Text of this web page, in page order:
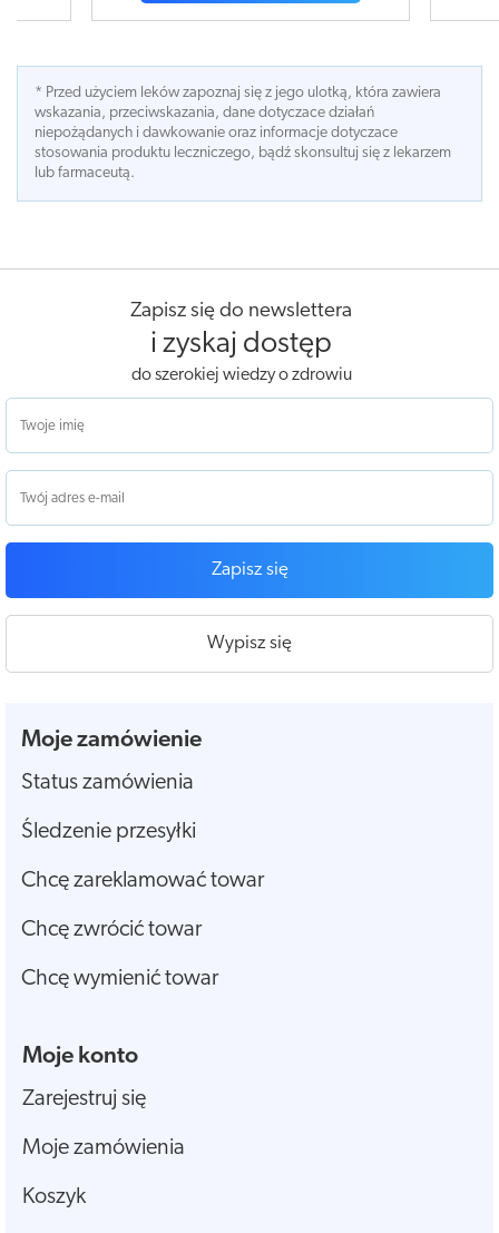
* Przed użyciem leków zapoznaj się z jego ulotką, która zawiera
wskazania, przeciwskazania, dane dotyczace działań
niepożądanych i dawkowanie oraz informacje dotyczace
stosowania produktu leczniczego, bądź skonsultuj się z lekarzem
lub farmaceutą.
Zapisz się do newslettera
i zyskaj dostęp
do szerokiej wiedzy o zdrowiu
Zapisz się
Wypisz się
Moje zamówienie
Status zamówienia
Śledzenie przesyłki
Chcę zareklamować towar
Chcę zwrócić towar
Chcę wymienić towar
Moje konto
Zarejestruj się
Moje zamówienia
Koszyk